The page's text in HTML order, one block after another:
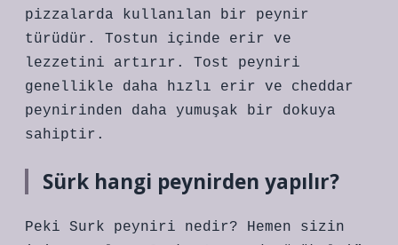
pizzalarda kullanılan bir peynir
türüdür. Tostun içinde erir ve
lezzetini artırır. Tost peyniri
genellikle daha hızlı erir ve cheddar
peynirinden daha yumuşak bir dokuya
sahiptir.
Sürk hangi peynirden yapılır?
Peki Surk peyniri nedir? Hemen sizin